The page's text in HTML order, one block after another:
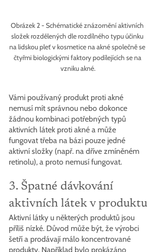
Obrázek 2 - Schématické znázornění aktivních
složek rozdělených dle rozdílného typu účinku
na lidskou pleť v kosmetice na akné společně se
čtyřmi biologickými faktory podílejících se na
vzniku akné.
Vámi používaný produkt proti akné
nemusí mít správnou nebo dokonce
žádnou kombinaci potřebných typů
aktivních látek proti akné a může
fungovat třeba na bázi pouze jedné
aktivní složky (např. na dříve zmíněném
retinolu), a proto nemusí fungovat.
3. Špatné dávkování
aktivních látek v produktu
Aktivní látky u některých produktů jsou
příliš nízké. Důvod může být, že výrobci
šetří a prodávají málo koncentrované
produkty. Například bylo prokázáno